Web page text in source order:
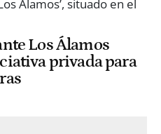
Los Álamos
privada para